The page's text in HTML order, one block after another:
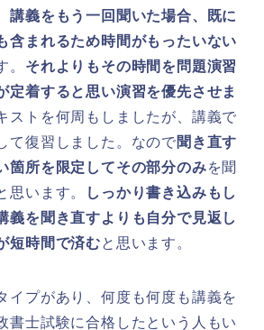
講義をもう一回聞いた場合、既に
含まれるため時間がもったいない
。 それよりもその時間を問題演習
定着すると思い演習を優先させま
ストを何周もしましたが、講義で
て復習しました。なので聞き直す
箇所を限定してその部分のみを聞
思います。
しっかり書き込みもし
義を聞き直すよりも自分で見返し
短時間で済むと思います。
イプがあり、何度も何度も講義を
書士試験に合格したという人もい